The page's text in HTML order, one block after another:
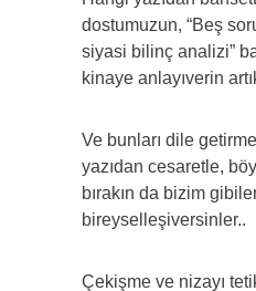
dostumuzun, “Beş
siyasi bilinç analizi”
kinaye anlayıverin
Ve bunları dile
yazıdan cesaretle,
bırakın da bizim
bireyselleşiversinler..
Çekişme ve nizayı